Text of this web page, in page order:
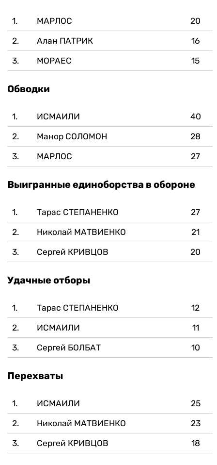
1. МАРЛОС 20
2. Алан ПАТРИК 16
3. МОРАЕС 15
Обводки
1. ИСМАИЛИ 40
2. Манор СОЛОМОН 28
3. МАРЛОС 27
Выигранные единоборства в обороне
1. Тарас СТЕПАНЕНКО 27
2. Николай МАТВИЕНКО 21
3. Сергей КРИВЦОВ 20
Удачные отборы
1. Тарас СТЕПАНЕНКО 12
2. ИСМАИЛИ 11
3. Сергей БОЛБАТ 10
Перехваты
1. ИСМАИЛИ 25
2. Николай МАТВИЕНКО 23
3. Сергей КРИВЦОВ 18